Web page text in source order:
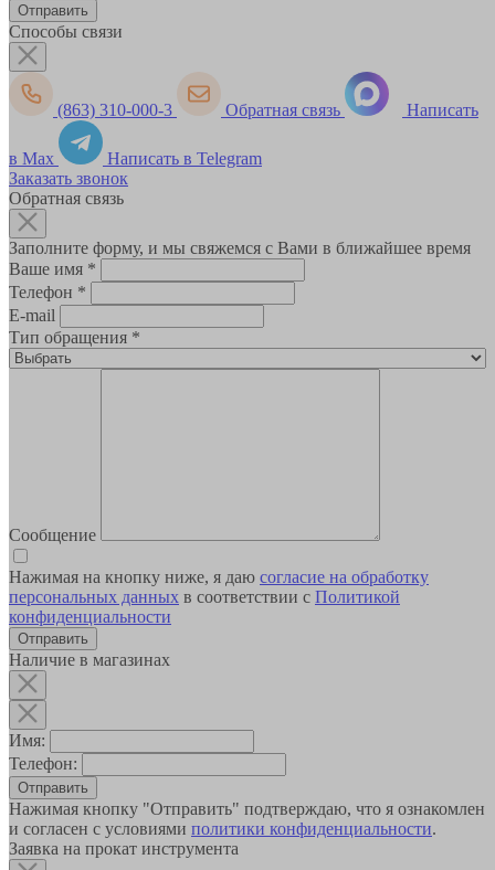
Способы связи
(863) 310-000-3 Обратная связь Написать
в Max
Написать в Telegram
Заказать звонок
Обратная связь
Заполните форму, и мы свяжемся с Вами в ближайшее время
Ваше имя *
Телефон *
E-mail
Тип обращения *
Сообщение
Нажимая на кнопку ниже, я даю согласие на обработку
персональных данных в соответствии с Политикой
конфиденциальности
Наличие в магазинах
Имя:
Телефон:
Отправить
Нажимая кнопку "Отправить" подтверждаю, что я ознакомлен
и согласен с условиями политики конфиденциальности.
Заявка на прокат инструмента